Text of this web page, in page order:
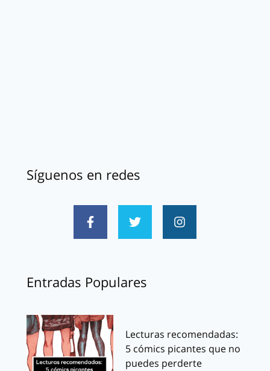
Síguenos en redes
Entradas Populares
Lecturas recomendadas:
5 cómics picantes que no
puedes perderte